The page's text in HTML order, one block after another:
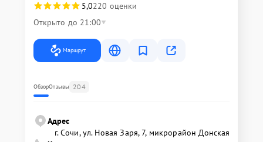
5,0220 оценки
Открыто до 21:00
Маршрут
ОбзорОтзывы 204
Адрес
г. Сочи, ул. Новая Заря, 7, микрорайон Донская